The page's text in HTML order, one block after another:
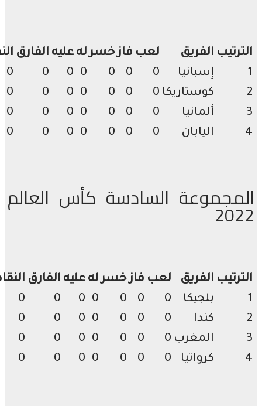
الفريق لعبفازخسرلهعليه الفارقالنقاط
إسبانيا
0
0
0
0
0
كوستاريكا0
0
0
0
0
ألمانيا
0
0
0
0
اليابان
0
0
0
0
0
السادسة كأس العالم
الفريق لعبفازخسرلهعليه الفارقالنقاط
بلجيكا
0
0
0
0
0
0
0
0
0
المغرب0
0
0
0
0
كرواتيا
0
0
0
0
0